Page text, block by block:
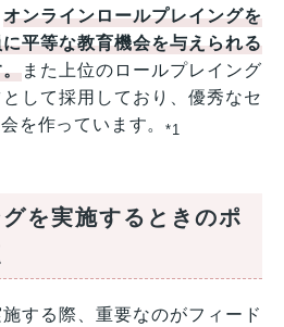
オンラインロールプレイングを
平等な教育機会を与えられる
。また上位のロールプレイング
して採用しており、優秀なセ
を作っています。*1
を実施するときのポ
する際、重要なのがフィード